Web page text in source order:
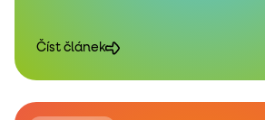
Číst článek